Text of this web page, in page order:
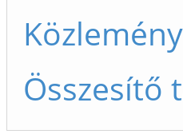
Összesítő